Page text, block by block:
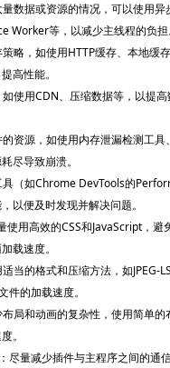
数据或资源的情况，可以使用异
Worker等，以减少主线程的负担
略，如使用HTTP缓存、本地缓
高性能。
使用CDN、压缩数据等，以提
资源，如使用内存泄漏检测工具
尽导致崩溃。
（如Chrome DevTools的
以便及时发现并解决问题。
使用高效的CSS和JavaScript，避
载速度。
当的格式和压缩方法，如JPEG-LS
件的加载速度。
局和动画的复杂性，使用简单的
。
尽量减少插件与主程序之间的通